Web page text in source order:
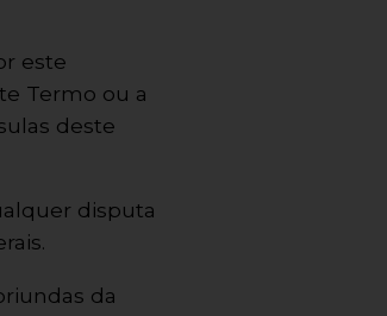
este
Termo ou a
deste
disputa
da